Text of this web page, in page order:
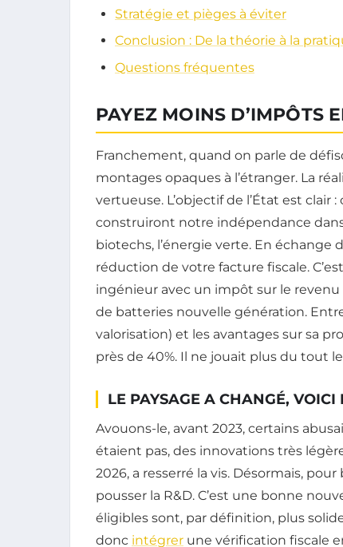
Stratégie et pièges à éviter
Conclusion : De la théorie à la
Questions fréquentes
PAYEZ MOINS D’IMPÔTS
Franchement, quand on parle de
montages opaques à l’étranger. La
vertueuse. L’objectif de l’État est clair
construiront notre indépendance
biotechs, l’énergie verte. En échange
réduction de votre facture fiscale.
ingénieur avec un impôt sur le
de batteries nouvelle génération.
valorisation) et les avantages sur sa
près de 40%. Il ne jouait plus du tout
LE PAYSAGE A CHANGÉ, VOICI
Avouons-le, avant 2023, certains
étaient pas, des innovations très
2026, a resserré la vis. Désormais,
pousser la R&D. C’est une bonne
éligibles sont, par définition, plus
donc intégrer une vérification fiscale